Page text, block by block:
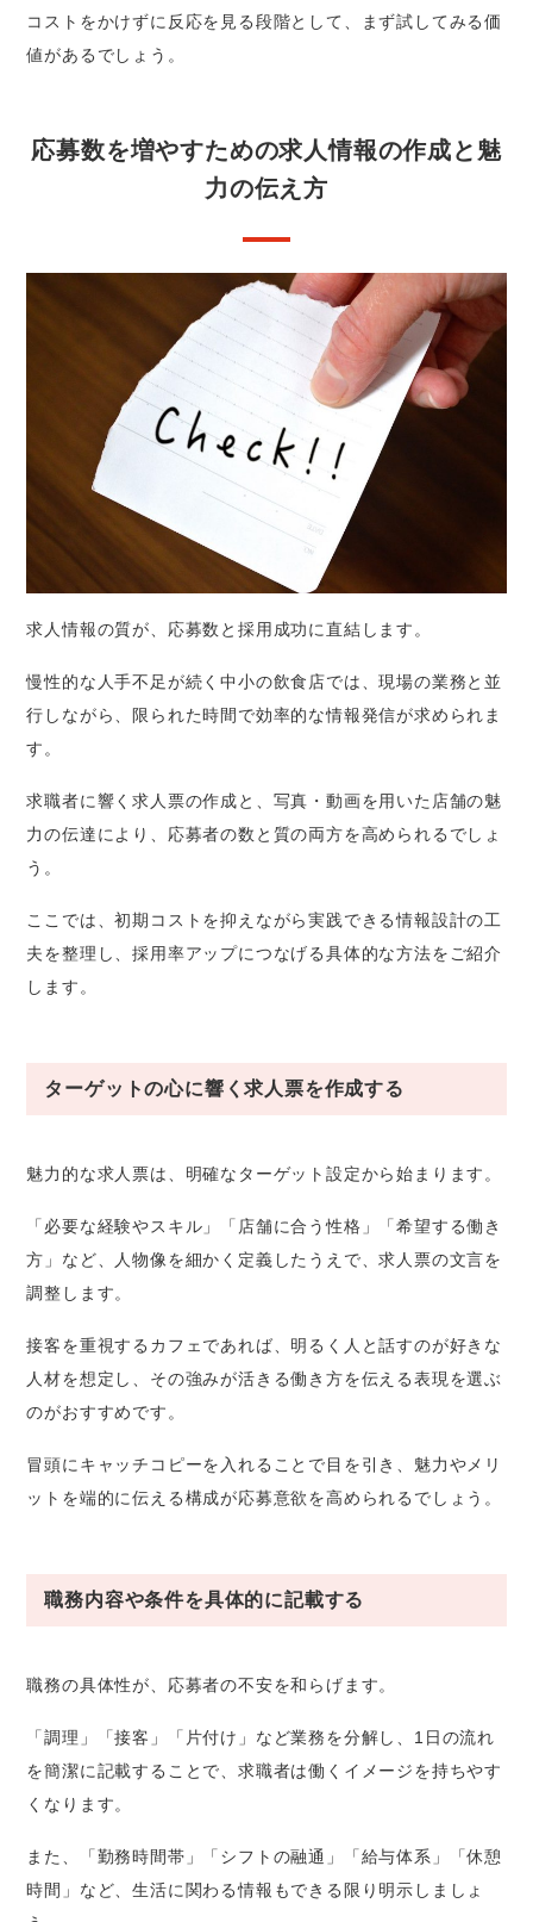
コストをかけずに反応を見る段階として、まず試してみる価
値があるでしょう。
応募数を増やすための求人情報の作成と魅
力の伝え方
求人情報の質が、応募数と採用成功に直結します。
慢性的な人手不足が続く中小の飲食店では、現場の業務と並
行しながら、限られた時間で効率的な情報発信が求められま
す。
求職者に響く求人票の作成と、写真・動画を用いた店舗の魅
力の伝達により、応募者の数と質の両方を高められるでしょ
う。
ここでは、初期コストを抑えながら実践できる情報設計の工
夫を整理し、採用率アップにつなげる具体的な方法をご紹介
します。
ターゲットの心に響く求人票を作成する
魅力的な求人票は、明確なターゲット設定から始まります。
「必要な経験やスキル」「店舗に合う性格」「希望する働き
方」など、人物像を細かく定義したうえで、求人票の文言を
調整します。
接客を重視するカフェであれば、明るく人と話すのが好きな
人材を想定し、その強みが活きる働き方を伝える表現を選ぶ
のがおすすめです。
冒頭にキャッチコピーを入れることで目を引き、魅力やメリ
ットを端的に伝える構成が応募意欲を高められるでしょう。
職務内容や条件を具体的に記載する
職務の具体性が、応募者の不安を和らげます。
「調理」「接客」「片付け」など業務を分解し、1日の流れ
を簡潔に記載することで、求職者は働くイメージを持ちやす
くなります。
また、「勤務時間帯」「シフトの融通」「給与体系」「休憩
時間」など、生活に関わる情報もできる限り明示しましょ